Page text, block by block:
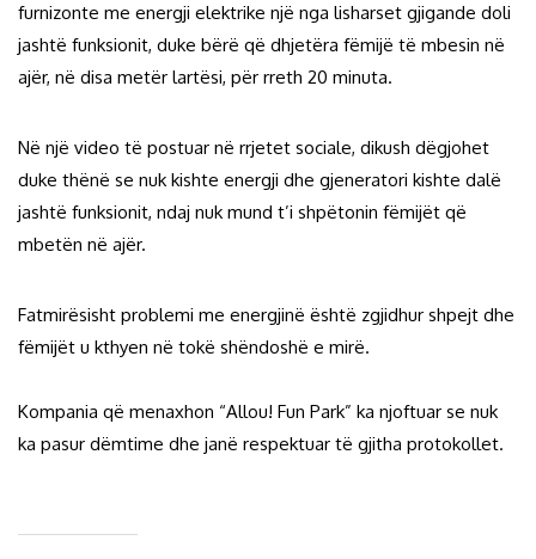
furnizonte me energji elektrike një nga lisharset gjigande doli
jashtë funksionit, duke bërë që dhjetëra fëmijë të mbesin në
ajër, në disa metër lartësi, për rreth 20 minuta.
Në një video të postuar në rrjetet sociale, dikush dëgjohet
duke thënë se nuk kishte energji dhe gjeneratori kishte dalë
jashtë funksionit, ndaj nuk mund t’i shpëtonin fëmijët që
mbetën në ajër.
Fatmirësisht problemi me energjinë është zgjidhur shpejt dhe
fëmijët u kthyen në tokë shëndoshë e mirë.
Kompania që menaxhon “Allou! Fun Park” ka njoftuar se nuk
ka pasur dëmtime dhe janë respektuar të gjitha protokollet.